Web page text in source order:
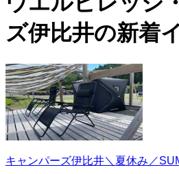
ズ伊比井の新着
キャンパーズ伊比井＼夏休み／